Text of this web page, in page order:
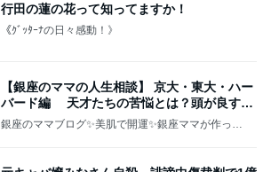
行田の蓮の花って知ってますか！
《ｸﾞｯﾀｰﾅの日々感動！》
【銀座のママの人生相談】 京大・東大・ハー
バード編 天才たちの苦悩とは？頭が良すぎ
て悩む人
銀座のママブログ✨美肌で開運✨銀座ママが作った